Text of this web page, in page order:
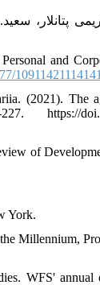
and
(2021). The
doi.org/
of
York.
Millennium,
WFS' annual